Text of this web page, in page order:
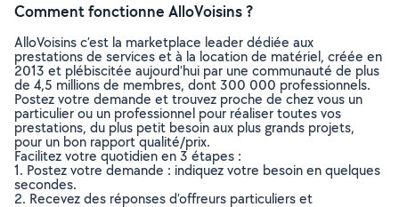
Comment fonctionne AlloVoisins ?
AlloVoisins c’est la marketplace leader dédiée aux
prestations de services et à la location de matériel, créée en
2013 et plébiscitée aujourd’hui par une communauté de plus
de 4,5 millions de membres, dont 300 000 professionnels.
Postez votre demande et trouvez proche de chez vous un
particulier ou un professionnel pour réaliser toutes vos
prestations, du plus petit besoin aux plus grands projets,
pour un bon rapport qualité/prix.
Facilitez votre quotidien en 3 étapes :
1. Postez votre demande : indiquez votre besoin en quelques
secondes.
2. Recevez des réponses d’offreurs particuliers et